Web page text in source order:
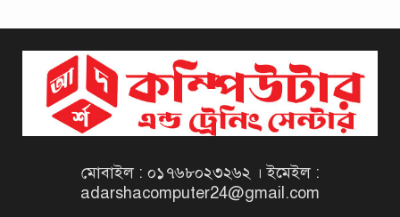
বিজ্ঞপ্তি ২০২৬ | Taxes Zone
Dinajpur Job Circular 2026
বেসরকারি সংস্থা সেতু (SETU)
Job Circular 2026
মোবাইল : ০১৭৬৮০২৩২৬২ । ইমেইল :
adarshacomputer24@gmail.com